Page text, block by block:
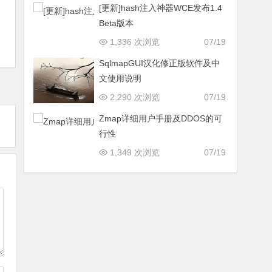
[更新]hash注入神器WCE发布1.4
Beta版本
07/19
1,336 次浏览
SqlmapGUI汉化修正版软件及中
文使用说明
07/19
2,290 次浏览
Zmap详细用户手册及DDOS的可
行性
07/19
1,349 次浏览